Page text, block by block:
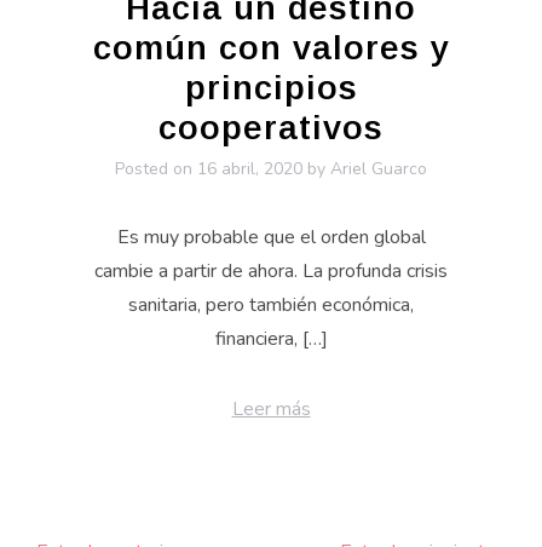
Hacia un destino
común con valores y
principios
cooperativos
Posted on 16 abril, 2020 by Ariel Guarco
Es muy probable que el orden global
cambie a partir de ahora. La profunda crisis
sanitaria, pero también económica,
financiera, […]
Leer más